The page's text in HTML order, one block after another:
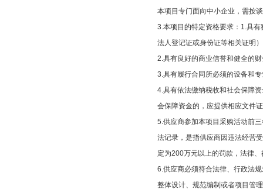
本项目专门面向中小企业，需按
3.本项目的特定资格要求：1.具
法人登记证或身份证等相关证明
2.具有良好的商业信誉和健全的
3.具有履行合同所必须的设备和
4.具有依法缴纳税收和社会保障
会保障资金的，应提供相应文件
5.供应商参加本项目采购活动前
法记录，是指供应商因违法经营
定为200万元以上的罚款，法律
6.供应商必须符合法律、行政法
整体设计、规范编制或者项目管